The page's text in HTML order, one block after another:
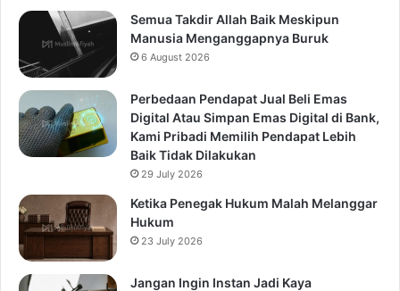
Semua Takdir Allah Baik Meskipun
Manusia Menganggapnya Buruk
6 August 2026
Perbedaan Pendapat Jual Beli Emas
Digital Atau Simpan Emas Digital di Bank,
Kami Pribadi Memilih Pendapat Lebih
Baik Tidak Dilakukan
29 July 2026
Ketika Penegak Hukum Malah Melanggar
Hukum
23 July 2026
Jangan Ingin Instan Jadi Kaya